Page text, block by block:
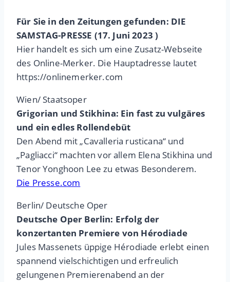
Für Sie in den Zeitungen gefunden: DIE
SAMSTAG-PRESSE (17. Juni 2023 )
Hier handelt es sich um eine Zusatz-Webseite
des Online-Merker. Die Hauptadresse lautet
https://onlinemerker.com
Wien/ Staatsoper
Grigorian und Stikhina: Ein fast zu vulgäres
und ein edles Rollendebüt
Den Abend mit „Cavalleria rusticana“ und
„Pagliacci“ machten vor allem Elena Stikhina und
Tenor Yonghoon Lee zu etwas Besonderem.
Die Presse.com
Berlin/ Deutsche Oper
Deutsche Oper Berlin: Erfolg der
konzertanten Premiere von Hérodiade
Jules Massenets üppige Hérodiade erlebt einen
spannend vielschichtigen und erfreulich
gelungenen Premierenabend an der